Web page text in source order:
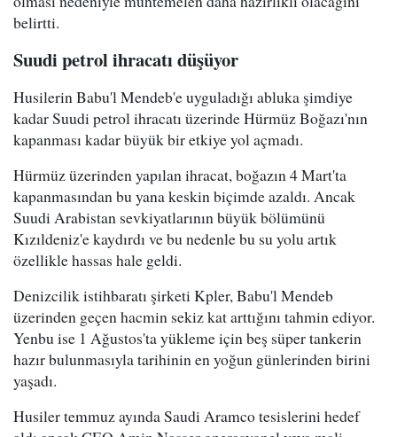
belirtti.
Suudi petrol ihracatı düşüyor
Husilerin Babu'l Mendeb'e uyguladığı abluka şimdiye
kadar Suudi petrol ihracatı üzerinde Hürmüz Boğazı'nın
kapanması kadar büyük bir etkiye yol açmadı.
Hürmüz üzerinden yapılan ihracat, boğazın 4 Mart'ta
kapanmasından bu yana keskin biçimde azaldı. Ancak
Suudi Arabistan sevkiyatlarının büyük bölümünü
Kızıldeniz'e kaydırdı ve bu nedenle bu su yolu artık
özellikle hassas hale geldi.
Denizcilik istihbaratı şirketi Kpler, Babu'l Mendeb
üzerinden geçen hacmin sekiz kat arttığını tahmin ediyor.
Yenbu ise 1 Ağustos'ta yükleme için beş süper tankerin
hazır bulunmasıyla tarihinin en yoğun günlerinden birini
yaşadı.
Husiler temmuz ayında Saudi Aramco tesislerini hedef